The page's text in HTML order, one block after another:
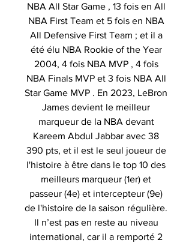
NBA All Star Game , 13 fois en All
NBA First Team et 5 fois en NBA
All Defensive First Team ; et il a
été élu NBA Rookie of the Year
2004, 4 fois NBA MVP , 4 fois
NBA Finals MVP et 3 fois NBA All
Star Game MVP . En 2023, LeBron
James devient le meilleur
marqueur de la NBA devant
Kareem Abdul Jabbar avec 38
390 pts, et il est le seul joueur de
l'histoire à être dans le top 10 des
meilleurs marqueur (1er) et
passeur (4e) et intercepteur (9e)
de l'histoire de la saison régulière.
Il n’est pas en reste au niveau
international, car il a remporté 2